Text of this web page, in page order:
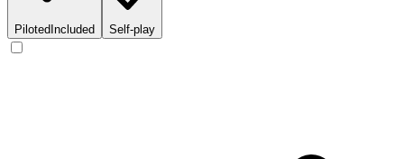
Piloted Included Self-play